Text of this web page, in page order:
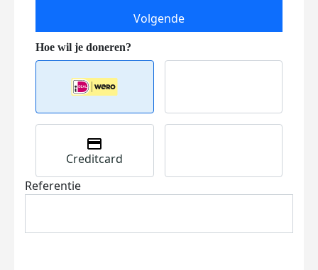
Volgende
Creditcard
Referentie